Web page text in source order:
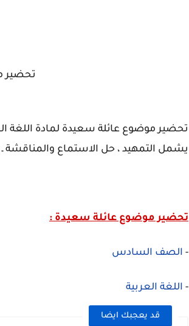
تحضير
تحضير موضوع عائلة سعيدة لمادة اللغة
يشمل التمهيد ، حل الاستماع والمناقشة
تحضير موضوع عائلة سعيدة :
- الصف السادس
- اللغة العربية
قد يعجبك ايضا